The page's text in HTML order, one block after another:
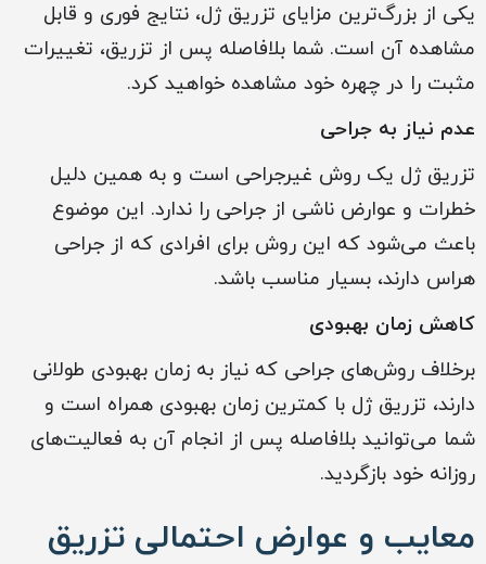
یکی از بزرگ‌ترین مزایای تزریق ژل، نتایج فوری و قابل
مشاهده آن است. شما بلافاصله پس از تزریق، تغییرات
مثبت را در چهره خود مشاهده خواهید کرد.
عدم نیاز به جراحی
تزریق ژل یک روش غیرجراحی است و به همین دلیل
خطرات و عوارض ناشی از جراحی را ندارد. این موضوع
باعث می‌شود که این روش برای افرادی که از جراحی
هراس دارند، بسیار مناسب باشد.
کاهش زمان بهبودی
برخلاف روش‌های جراحی که نیاز به زمان بهبودی طولانی
دارند، تزریق ژل با کمترین زمان بهبودی همراه است و
شما می‌توانید بلافاصله پس از انجام آن به فعالیت‌های
روزانه خود بازگردید.
معایب و عوارض احتمالی تزریق